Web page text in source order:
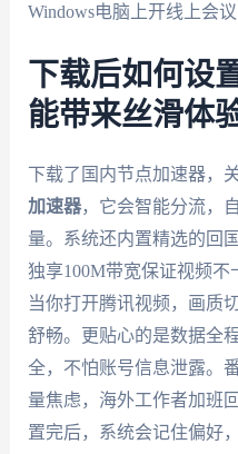
Windows电脑上开线上会议
下载后如何设
能带来丝滑体
下载了国内节点加速器，
加速器，它会智能分流，
量。系统还内置精选的回
独享100M带宽保证视频不
当你打开腾讯视频，画质
舒畅。更贴心的是数据全
全，不怕账号信息泄露。
量焦虑，海外工作者加班
置完后，系统会记住偏好